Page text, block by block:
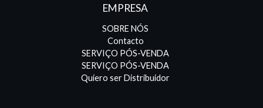
EMPRESA
SOBRE NÓS
Contacto
SERVIÇO PÓS-VENDA
SERVIÇO PÓS-VENDA
Quiero ser Distribuidor